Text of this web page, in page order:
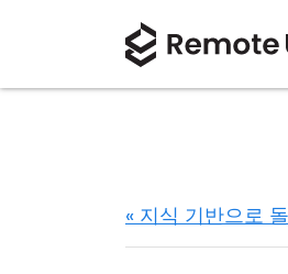
« 지식 기반으로